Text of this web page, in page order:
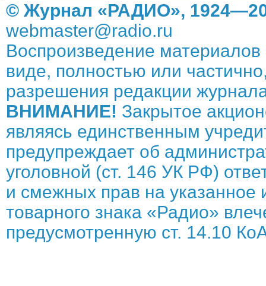
© Журнал «РАДИО»,
webmaster@radio.ru
Воспроизведение
виде, полностью или
разрешения редакции
ВНИМАНИЕ! Закрытое
являясь единственным
предупреждает об
уголовной (ст. 146 УК РФ)
и смежных прав на указанное
товарного знака «Радио»
предусмотренную ст. 14.10